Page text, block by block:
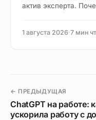
актив эксперта.
1 августа 2026·7 мин
← ПРЕДЫДУЩАЯ
ChatGPT на работе:
ускорила работу с